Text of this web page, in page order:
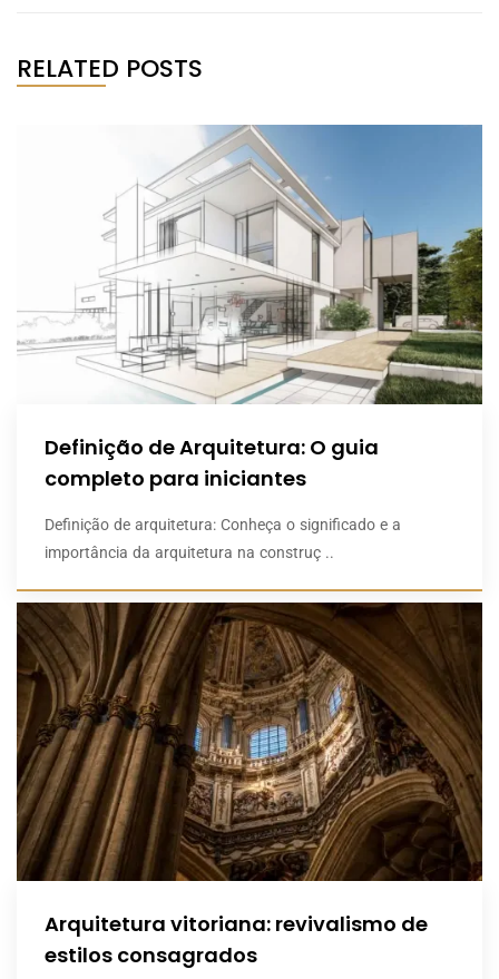
RELATED POSTS
Definição de Arquitetura: O guia
completo para iniciantes
Definição de arquitetura: Conheça o significado e a
importância da arquitetura na construç ..
Arquitetura vitoriana: revivalismo de
estilos consagrados